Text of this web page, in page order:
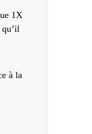
1X
qu’il
à la